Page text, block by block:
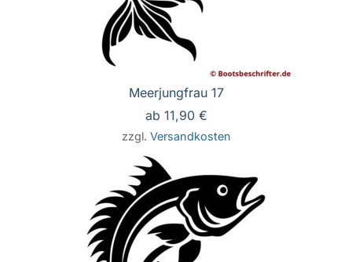
Meerjungfrau 17
ab 11,90 €
zzgl. Versandkosten